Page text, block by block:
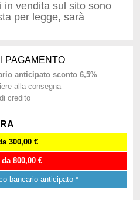
in vendita sul sito sono
per legge, sarà
PAGAMENTO
anticipato sconto 6,5%
alla consegna
credito
300,00 €
800,00 €
bancario anticipato *